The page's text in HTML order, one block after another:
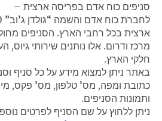
סניפים כוח אדם בפריסה ארצית –
ארצית בכל רחבי הארץ. הסניפים
מרכז ודרום. אלו נותנים שירותי
חלקי הארץ.
באתר ניתן למצוא מידע על כל סניף
כתובת ומפה, מס’ טלפון, מס’ פקס,
ותמונות הסניפים.
ניתן ללחוץ על שם הסניף לפרטים